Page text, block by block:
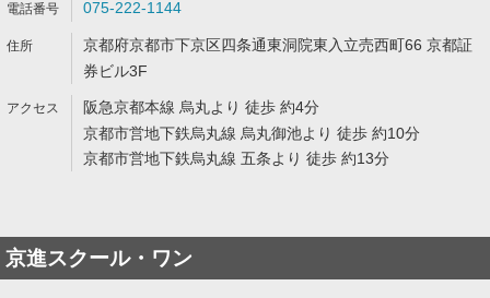
075-222-1144
京都府京都市下京区四条通東洞院東入立売西町66 京都証
券ビル3F
阪急京都本線 烏丸より 徒歩 約4分
京都市営地下鉄烏丸線 烏丸御池より 徒歩 約10分
京都市営地下鉄烏丸線 五条より 徒歩 約13分
京進スクール・ワン